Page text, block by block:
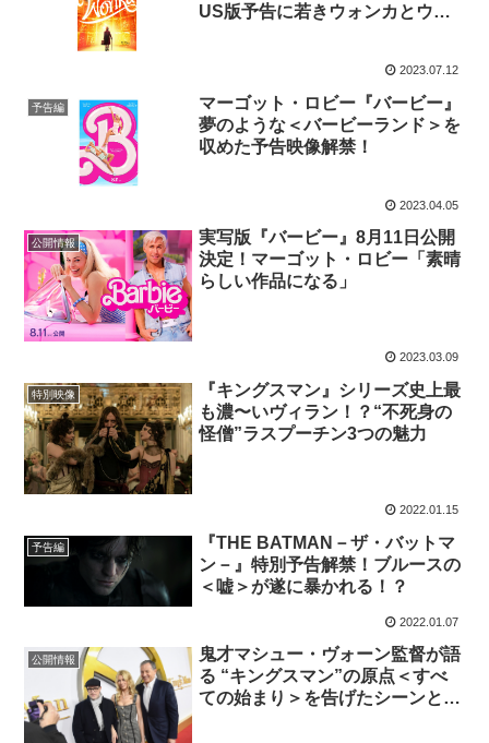
US版予告に若きウォンカとウン
2023.07.12
予告編
マーゴット・ロビー『バービー』
夢のような＜バービーランド＞を
収めた予告映像解禁！
2023.04.05
公開情報
実写版『バービー』8月11日公開
決定！マーゴット・ロビー「素晴
らしい作品になる」
2023.03.09
特別映像
『キングスマン』シリーズ史上最
も濃〜いヴィラン！？“不死身の
怪僧”ラスプーチン3つの魅力
2022.01.15
予告編
『THE BATMAN－ザ・バットマ
ン－』特別予告解禁！ブルースの
＜嘘＞が遂に暴かれる！？
2022.01.07
公開情報
鬼才マシュー・ヴォーン監督が語
る “キングスマン”の原点＜すべ
ての始まり＞を告げたシーンと